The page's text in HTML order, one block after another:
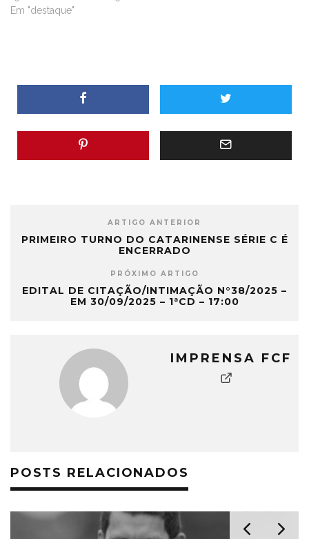
Em "destaque"
ARTIGO ANTERIOR
PRIMEIRO TURNO DO CATARINENSE SÉRIE C É
ENCERRADO
PRÓXIMO ARTIGO
EDITAL DE CITAÇÃO/INTIMAÇÃO N°38/2025 –
EM 30/09/2025 – 1ªCD – 17:00
IMPRENSA FCF
POSTS RELACIONADOS